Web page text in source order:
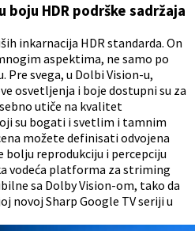
boju HDR podrške sadržaja
inkarnacija HDR standarda. On
aspektima, ne samo po
svega, u Dolbi Vision-u,
osvetljenja i boje dostupni su za
utiče na kvalitet
su bogati i svetlim i tamnim
možete definisati odvojena
bolju reprodukciju i percepciju
vodeća platforma za striming
sa Dolby Vision-om, tako da
novoj Sharp Google TV seriji u